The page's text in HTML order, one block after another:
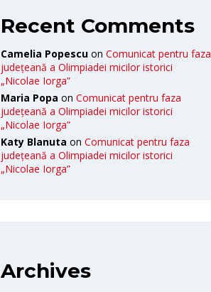
Recent Comments
Camelia Popescu on Comunicat pentru faza
județeană a Olimpiadei micilor istorici
„Nicolae Iorga”
Maria Popa on Comunicat pentru faza
județeană a Olimpiadei micilor istorici
„Nicolae Iorga”
Katy Blanuta on Comunicat pentru faza
județeană a Olimpiadei micilor istorici
„Nicolae Iorga”
Archives